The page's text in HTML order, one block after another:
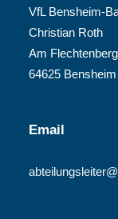
VfL Bensheim-
Christian Roth
Am
64625 Bensheim
Email